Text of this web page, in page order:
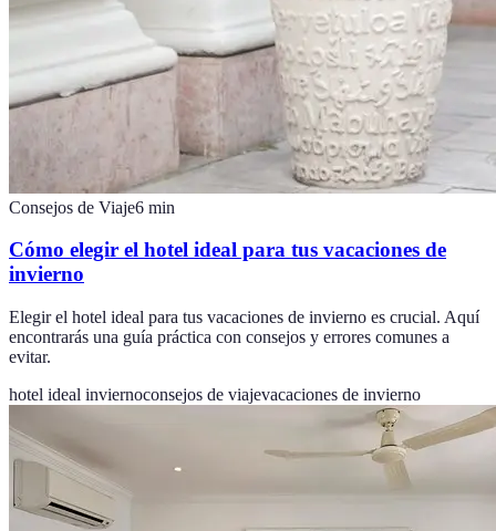
Consejos de Viaje6 min
Cómo elegir el hotel ideal para tus vacaciones de
invierno
Elegir el hotel ideal para tus vacaciones de invierno es crucial. Aquí
encontrarás una guía práctica con consejos y errores comunes a
evitar.
hotel ideal inviernoconsejos de viajevacaciones de invierno